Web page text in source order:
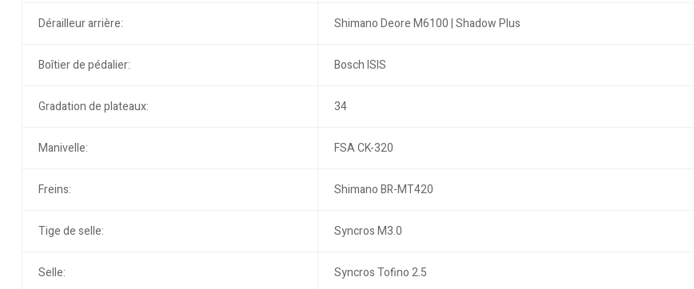
Dérailleur arrière: Shimano Deore M6100 | Shadow Plus
Boîtier de pédalier: Bosch ISIS
Gradation de plateaux: 34
Manivelle: FSA CK-320
Freins: Shimano BR-MT420
Tige de selle: Syncros M3.0
Selle: Syncros Tofino 2.5